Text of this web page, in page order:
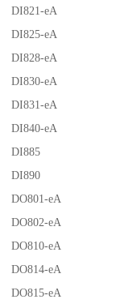
DI821-eA
DI825-eA
DI828-eA
DI830-eA
DI831-eA
DI840-eA
DI885
DI890
DO801-eA
DO802-eA
DO810-eA
DO814-eA
DO815-eA